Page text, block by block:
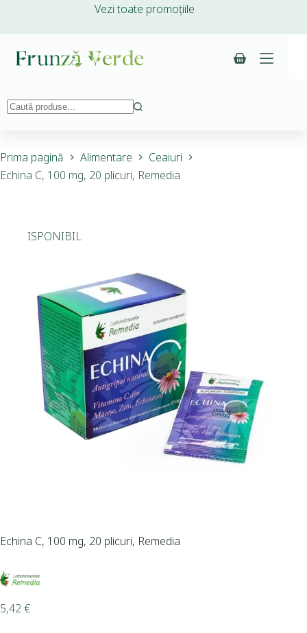
Vezi toate promoțiile
Prima pagină Alimentare
Ceaiuri
Echina C, 100 mg, 20 plicuri, Remedia
INDISPONIBIL
Echina C, 100 mg, 20 plicuri, Remedia
5,42€